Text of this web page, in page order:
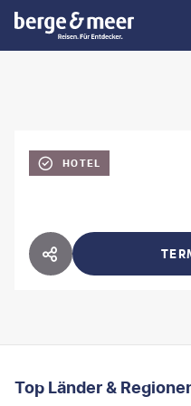
HOTEL
HOTEL TEILEN
Footer navigation
Top Länder &